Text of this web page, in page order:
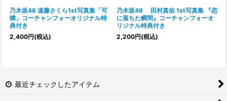
乃木坂46 遠藤さくら1st写真集「可
憐」コーチャンフォーオリジナル特
典付き
2,400円(税込)
乃木坂46 田村真佑 1st写真集 『恋
に落ちた瞬間』コーチャンフォーオ
リジナル特典付き
2,200円(税込)
最近チェックしたアイテム